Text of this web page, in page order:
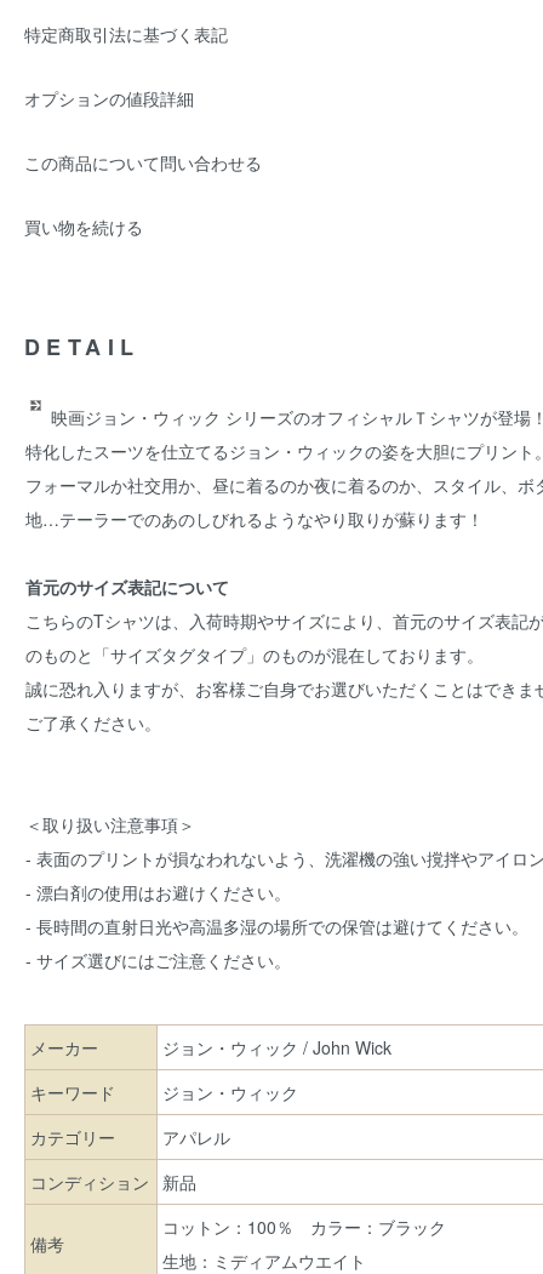
特定商取引法に基づく表記
オプションの値段詳細
この商品について問い合わせる
買い物を続ける
DETAIL
映画ジョン・ウィック シリーズのオフィシャルＴシャツが登場
特化したスーツを仕立てるジョン・ウィックの姿を大胆にプリント
フォーマルか社交用か、昼に着るのか夜に着るのか、スタイル、ボ
地…テーラーでのあのしびれるようなやり取りが蘇ります！
首元のサイズ表記について
こちらのTシャツは、入荷時期やサイズにより、首元のサイズ表記
のものと「サイズタグタイプ」のものが混在しております。
誠に恐れ入りますが、お客様ご自身でお選びいただくことはできま
ご了承ください。
＜取り扱い注意事項＞
- 表面のプリントが損なわれないよう、洗濯機の強い撹拌やアイロ
- 漂白剤の使用はお避けください。
- 長時間の直射日光や高温多湿の場所での保管は避けてください。
- サイズ選びにはご注意ください。
メーカー
ジョン・ウィック / John Wick
キーワード
ジョン・ウィック
カテゴリー
アパレル
コンディション
新品
備考
コットン：100％ カラー：ブラック
生地：ミディアムウエイト